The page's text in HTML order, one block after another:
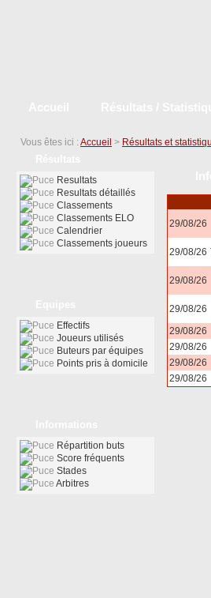
Vous êtes ici : Accueil > Résultats et
29/08/26
29/08/26
29/08/26
29/08/26
29/08/26
29/08/26
29/08/26
29/08/26
Resultats
Resultats détaillés
Classements
Classements ELO
Calendrier
Classements joueurs
Effectifs
Joueurs utilisés
Buteurs par équipes
Points pris à domicile
Répartition buts
Score fréquents
Stades
Arbitres